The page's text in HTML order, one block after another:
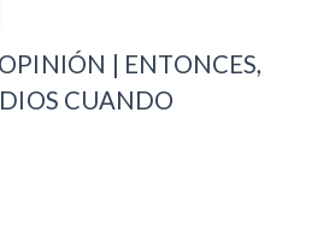
| ENTONCES,
CUANDO